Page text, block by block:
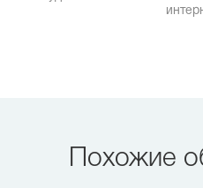
Похожие